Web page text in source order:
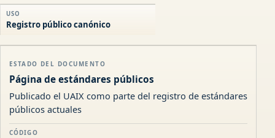
USO
Registro público canónico
ESTADO DEL DOCUMENTO
Página de estándares públicos
Publicado el UAIX como parte del registro de estándares
públicos actuales
CÓDIGO